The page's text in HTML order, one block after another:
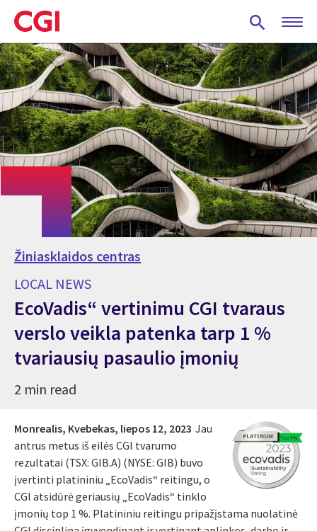
Skip
to
main
content
Žiniasklaidos centras
LOCAL NEWS
EcoVadis“ vertinimu CGI tvaraus
verslo veikla patenka tarp 1 %
tvariausių pasaulio įmonių
2 min read
Monrealis, Kvebekas, liepos 12, 2023 Jau
antrus metus iš eilės CGI tvarumo
rezultatai (TSX: GIB.A) (NYSE: GIB) buvo
įvertinti platininiu „EcoVadis“ reitingu, o
CGI atsidūrė geriausių „EcoVadis“ tinklo
įmonių top 1 %. Platininiu reitingu pripažįstama nuolatinė